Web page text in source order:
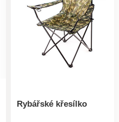
Rybářské křesílko